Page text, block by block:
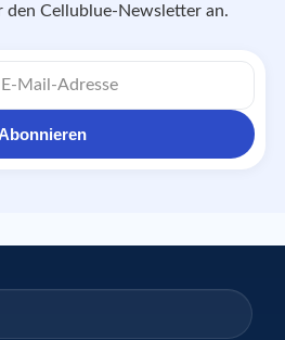
den Cellublue-Newsletter an.